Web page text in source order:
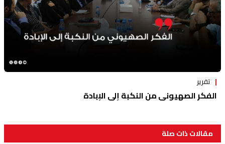
تقرير
الفكر الصهيوني من النكبة إلى الإبادة
مقالات ذات صلة